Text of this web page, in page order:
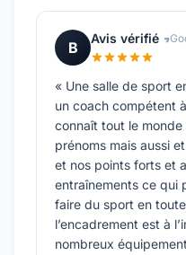
B
Avis vérifié
« Une salle de sport
un coach compétent
connaît tout le
prénoms mais aussi
et nos points forts et
entraînements ce qui
faire du sport en
l’encadrement est à
nombreux